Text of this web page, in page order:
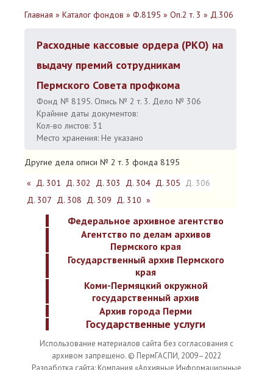
Главная » Каталог фондов » Ф.8195 » Оп.2 т. 3 » Д.306
Расходные кассовые ордера (РКО) на
выдачу премий сотрудникам
Пермского Совета профкома
Фонд № 8195. Опись № 2 т. 3. Дело № 306
Крайние даты документов:
Кол-во листов: 31
Место хранения: Не указано
Другие дела описи № 2 т. 3 фонда 8195
« Д. 301 Д. 302 Д. 303 Д. 304 Д. 305 Д. 306
Д. 307 Д. 308 Д. 309 Д. 310 »
Федеральное архивное агентство
Агентство по делам архивов
Пермского края
Государственный архив Пермского
края
Коми-Пермяцкий окружной
государственный архив
Архив города Перми
Государственные услуги
Использование материалов сайта без согласования с
архивом запрещено. © ПермГАСПИ, 2009–2022
Разработка сайта: Компания «Архивные Информационные